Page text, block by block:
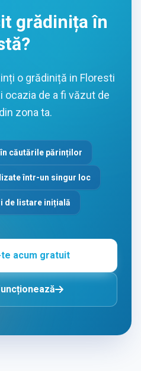
grădinița în
o grădiniță in Floresti
ocazia de a fi văzut de
zona ta.
căutările părinților
într-un singur loc
de listare inițială
acum gratuit